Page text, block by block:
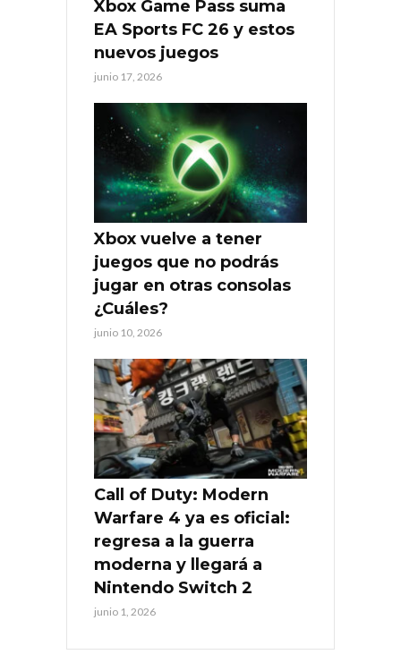
Xbox Game Pass suma
EA Sports FC 26 y estos
nuevos juegos
junio 17, 2026
Xbox vuelve a tener
juegos que no podrás
jugar en otras consolas
¿Cuáles?
junio 10, 2026
Call of Duty: Modern
Warfare 4 ya es oficial:
regresa a la guerra
moderna y llegará a
Nintendo Switch 2
junio 1, 2026